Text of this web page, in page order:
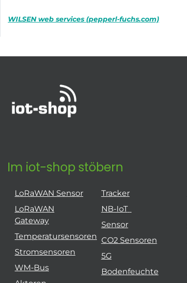
WILSEN web services (pepperl-fuchs.com)
Im iot-shop stöbern
LoRaWAN Sensor
LoRaWAN
Gateway
Temperatursensoren
Stromsensoren
WM-Bus
Tracker
NB-IoT
Sensor
CO2 Sensoren
5G
Bodenfeuchte